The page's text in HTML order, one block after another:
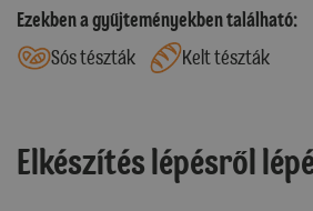
Ezekben a gyűjteményekben található:
Sós tészták
Kelt tészták
Elkészítés lépésről